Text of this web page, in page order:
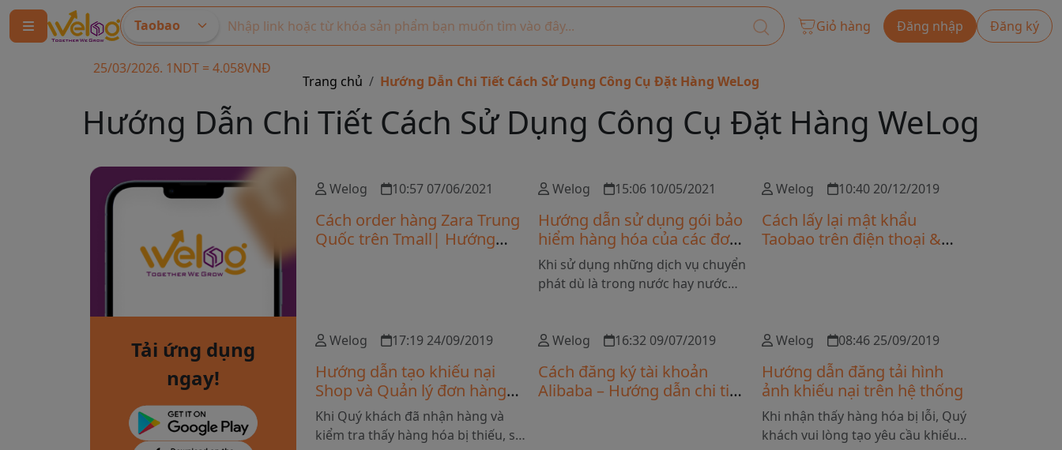
Taobao Giỏ hàng Đăng nhập Đăng ký
ngày 25/03/2026. 1NDT = 4.058VNĐ
Trang chủ Hướng Dẫn Chi Tiết Cách Sử Dụng Công Cụ Đặt Hàng WeLog
Hướng Dẫn Chi Tiết Cách Sử Dụng Công Cụ Đặt Hàng WeLog
Welog 10:57 07/06/2021
Cách order hàng Zara Trung
Quốc trên Tmall| Hướng
Welog 15:06 10/05/2021
Hướng dẫn sử dụng gói bảo
hiểm hàng hóa của các đơn
vị vận chuyển nội địa Việt
Nam
Khi sử dụng những dịch vụ chuyển
phát dù là trong nước hay nước
hóa trên đường vận chuyển. Để
trên, Quý khách có thể tham khảo
sử dụng dịch vụ bảo hiểm của các
Welog 10:40 20/12/2019
Cách lấy lại mật khẩu
Taobao trên điện thoại &
Welog 17:19 24/09/2019
Hướng dẫn tạo khiếu nại
Shop và Quản lý đơn hàng
khiếu nại
Khi Quý khách đã nhận hàng và
kiểm tra thấy hàng hóa bị thiếu, sai
Welog 16:32 09/07/2019
Cách đăng ký tài khoản
Alibaba – Hướng dẫn chi tiết
Welog 08:46 25/09/2019
Hướng dẫn đăng tải hình
ảnh khiếu nại trên hệ thống
Khi nhận thấy hàng hóa bị lỗi, Quý
khách vui lòng tạo yêu cầu khiếu
Tải ứng dụng
ngay!